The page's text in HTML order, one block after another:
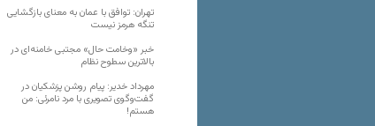
تهران: توافق با عمان به معنای بازگشایی
تنگه هرمز نیست
خبر «وخامت حال» مجتبی خامنه‌ای در
بالاترین سطوح نظام
مهرداد خدیر: پیام روشن پزشکیان در
گفت‌و‌گوی تصویری با مرد نامرئی: من
هستم!